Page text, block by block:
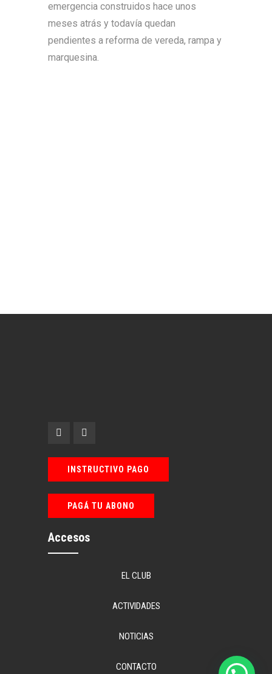
emergencia construidos hace unos
meses atrás y todavía quedan
pendientes a reforma de vereda, rampa y
marquesina.
INSTRUCTIVO PAGO
PAGÁ TU ABONO
Accesos
EL CLUB
ACTIVIDADES
NOTICIAS
CONTACTO